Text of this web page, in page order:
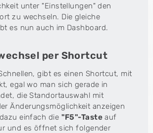
unter "Einstellungen" den
zu wechseln. Die gleiche
es nun auch im Dashboard.
per Shortcut
gibt es einen Shortcut, mit
egal wo man sich gerade in
die Standortauswahl mit
Änderungsmöglichkeit anzeigen
einfach die "F5"-Taste auf
und es öffnet sich folgender